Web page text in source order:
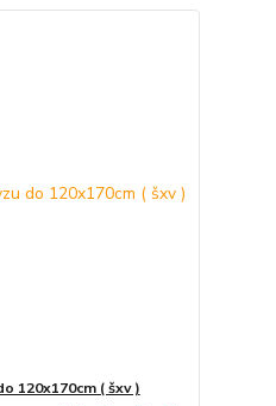
120x170cm ( šxv )